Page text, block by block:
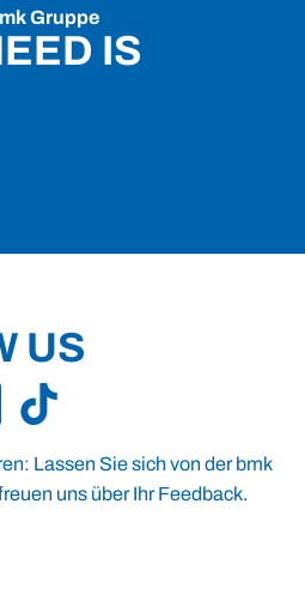
Gruppe
IS
US
Lassen Sie sich von der bmk
uns über Ihr Feedback.